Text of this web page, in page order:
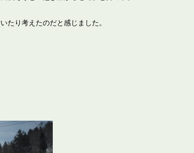
たり考えたのだと感じました。